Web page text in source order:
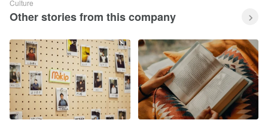
Culture
Other stories from this company